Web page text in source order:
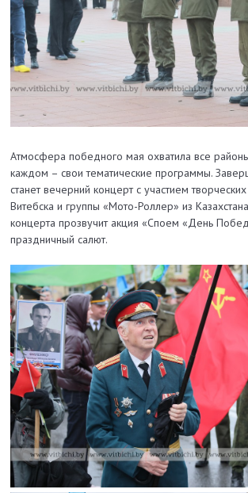
Атмосфера победного мая охватила все
каждом – свои тематические программы.
станет вечерний концерт с участием
Витебска и группы «Мото-Роллер» из
концерта прозвучит акция «Споем «День
праздничный салют.